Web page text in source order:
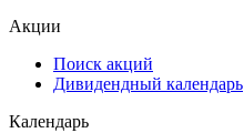
Акции
Поиск акций
Дивидендный календарь
Календарь